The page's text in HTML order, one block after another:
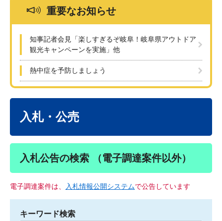
重要なお知らせ
知事記者会見「楽しすぎるぞ岐阜！岐阜県アウトドア
観光キャンペーンを実施」他
熱中症を予防しましょう
入札・公売
入札公告の検索 （電子調達案件以外）
電子調達案件は、 入札情報公開システムで公告しています
キーワード検索